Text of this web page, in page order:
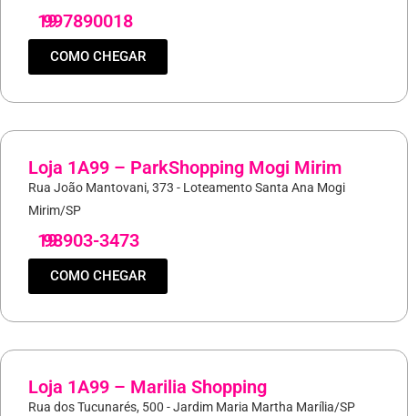
19
997890018
COMO CHEGAR
Loja 1A99 – ParkShopping Mogi Mirim
Rua João Mantovani, 373 - Loteamento Santa Ana Mogi
Mirim/SP
19
98903-3473
COMO CHEGAR
Loja 1A99 – Marilia Shopping
Rua dos Tucunarés, 500 - Jardim Maria Martha Marília/SP